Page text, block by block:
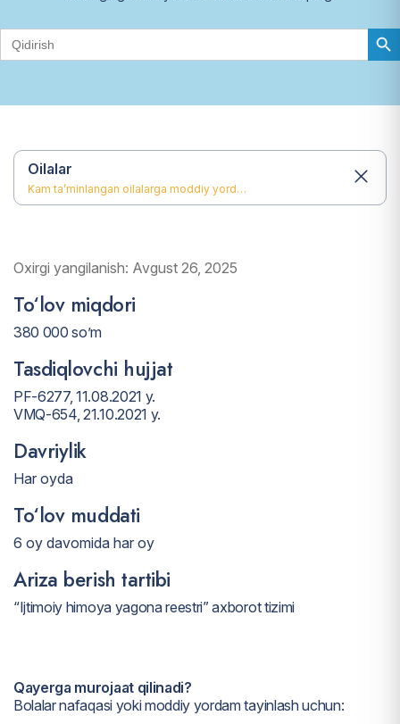
Search
for:
Search Button
Oilalar
Kam ta’minlangan oilalarga moddiy yordam
Oxirgi yangilanish: Avgust 26, 2025
To‘lov miqdori
380 000 so’m
Tasdiqlovchi hujjat
PF-6277, 11.08.2021 y.
VMQ-654, 21.10.2021 y.
Davriylik
Har oyda
To‘lov muddati
6 oy davomida har oy
Ariza berish tartibi
“Ijtimoiy himoya yagona reestri” axborot tizimi
Qayerga murojaat qilinadi?
Bolalar nafaqasi yoki moddiy yordam tayinlash uchun: